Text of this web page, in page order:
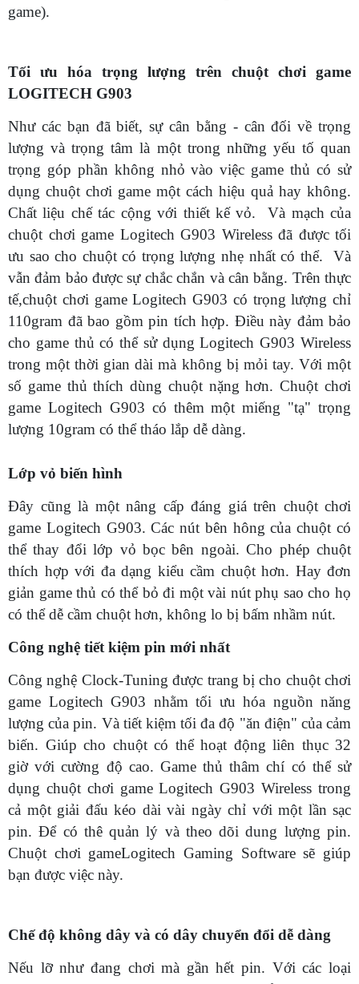
game).
Tối ưu hóa trọng lượng trên chuột chơi game
LOGITECH G903
Như các bạn đã biết, sự cân bằng - cân đối về trọng
lượng và trọng tâm là một trong những yếu tố quan
trọng góp phần không nhỏ vào việc game thủ có sử
dụng chuột chơi game một cách hiệu quả hay không.
Chất liệu chế tác cộng với thiết kế vỏ. Và mạch của
chuột chơi game Logitech G903 Wireless đã được tối
ưu sao cho chuột có trọng lượng nhẹ nhất có thể. Và
vẫn đảm bảo được sự chắc chắn và cân bằng. Trên thực
tế,chuột chơi game Logitech G903 có trọng lượng chỉ
110gram đã bao gồm pin tích hợp. Điều này đảm bảo
cho game thủ có thể sử dụng Logitech G903 Wireless
trong một thời gian dài mà không bị mỏi tay. Với một
số game thủ thích dùng chuột nặng hơn. Chuột chơi
game Logitech G903 có thêm một miếng "tạ" trọng
lượng 10gram có thể tháo lắp dễ dàng.
Lớp vỏ biến hình
Đây cũng là một nâng cấp đáng giá trên chuột chơi
game Logitech G903. Các nút bên hông của chuột có
thể thay đổi lớp vỏ bọc bên ngoài. Cho phép chuột
thích hợp với đa dạng kiểu cầm chuột hơn. Hay đơn
giản game thủ có thể bỏ đi một vài nút phụ sao cho họ
có thể dễ cầm chuột hơn, không lo bị bấm nhầm nút.
Công nghệ tiết kiệm pin mới nhất
Công nghệ Clock-Tuning được trang bị cho chuột chơi
game Logitech G903 nhằm tối ưu hóa nguồn năng
lượng của pin. Và tiết kiệm tối đa độ "ăn điện" của cảm
biến. Giúp cho chuột có thể hoạt động liên thục 32
giờ với cường độ cao. Game thủ thâm chí có thể sử
dụng chuột chơi game Logitech G903 Wireless trong
cả một giải đấu kéo dài vài ngày chỉ với một lần sạc
pin. Để có thê quản lý và theo dõi dung lượng pin.
Chuột chơi gameLogitech Gaming Software sẽ giúp
bạn được việc này.
Chế độ không dây và có dây chuyển đổi dễ dàng
Nếu lỡ như đang chơi mà gần hết pin. Với các loại